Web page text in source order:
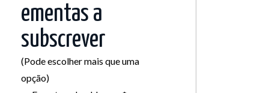
ementas a
subscrever
(Pode escolher mais que uma
opção)